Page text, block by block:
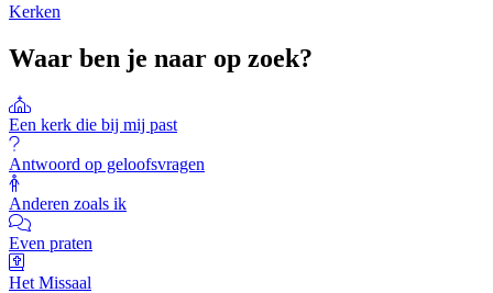
Kerken
Waar ben je naar op zoek?
Een kerk die bij mij past
Antwoord op geloofsvragen
Anderen zoals ik
Even praten
Het Missaal